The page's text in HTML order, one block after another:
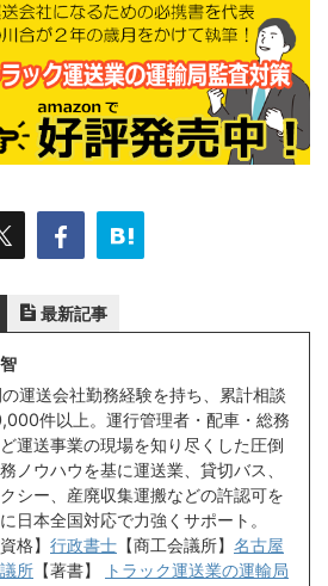
最新記事
運送会社勤務経験を持ち、累計相談
件以上。運行管理者・配車・総務
運送事業の現場を知り尽くした圧倒
ノウハウを基に運送業、貸切バス、
シー、産廃収集運搬などの許認可を
日本全国対応で力強くサポート。
格】 行政書士 【商工会議所】 名古屋
所 【著書】
トラック運送業の運輸局